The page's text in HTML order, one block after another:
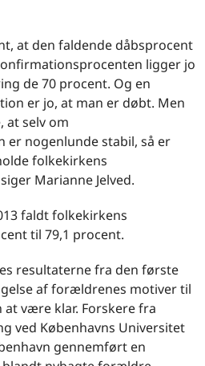
at den faldende dåbsprocent
ligger jo
de 70 procent. Og en
er jo, at man er døbt. Men
at selv om
nogenlunde stabil, så er
folkekirkens
Marianne Jelved.
faldt folkekirkens
til 79,1 procent.
resultaterne fra den første
af forældrenes motiver til
være klar. Forskere fra
ved Københavns Universitet
gennemført en